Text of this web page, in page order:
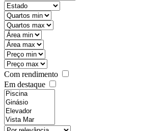
state
mintypo
maxtypo
minarea
maxarea
minprice
maxprice
Com rendimento
Em destaque
features